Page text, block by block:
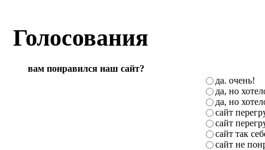
Голосования
вам понравился наш сайт?
да. очень!
да, но
да, но
сайт
сайт
сайт так
сайт не